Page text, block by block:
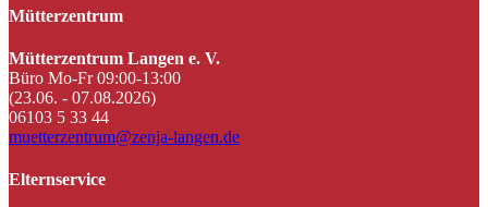
Mütterzentrum
Mütterzentrum Langen e. V.
Büro Mo-Fr 09:00-13:00
(23.06. - 07.08.2026)
06103 5 33 44
muetterzentrum@zenja-langen.de
Elternservice